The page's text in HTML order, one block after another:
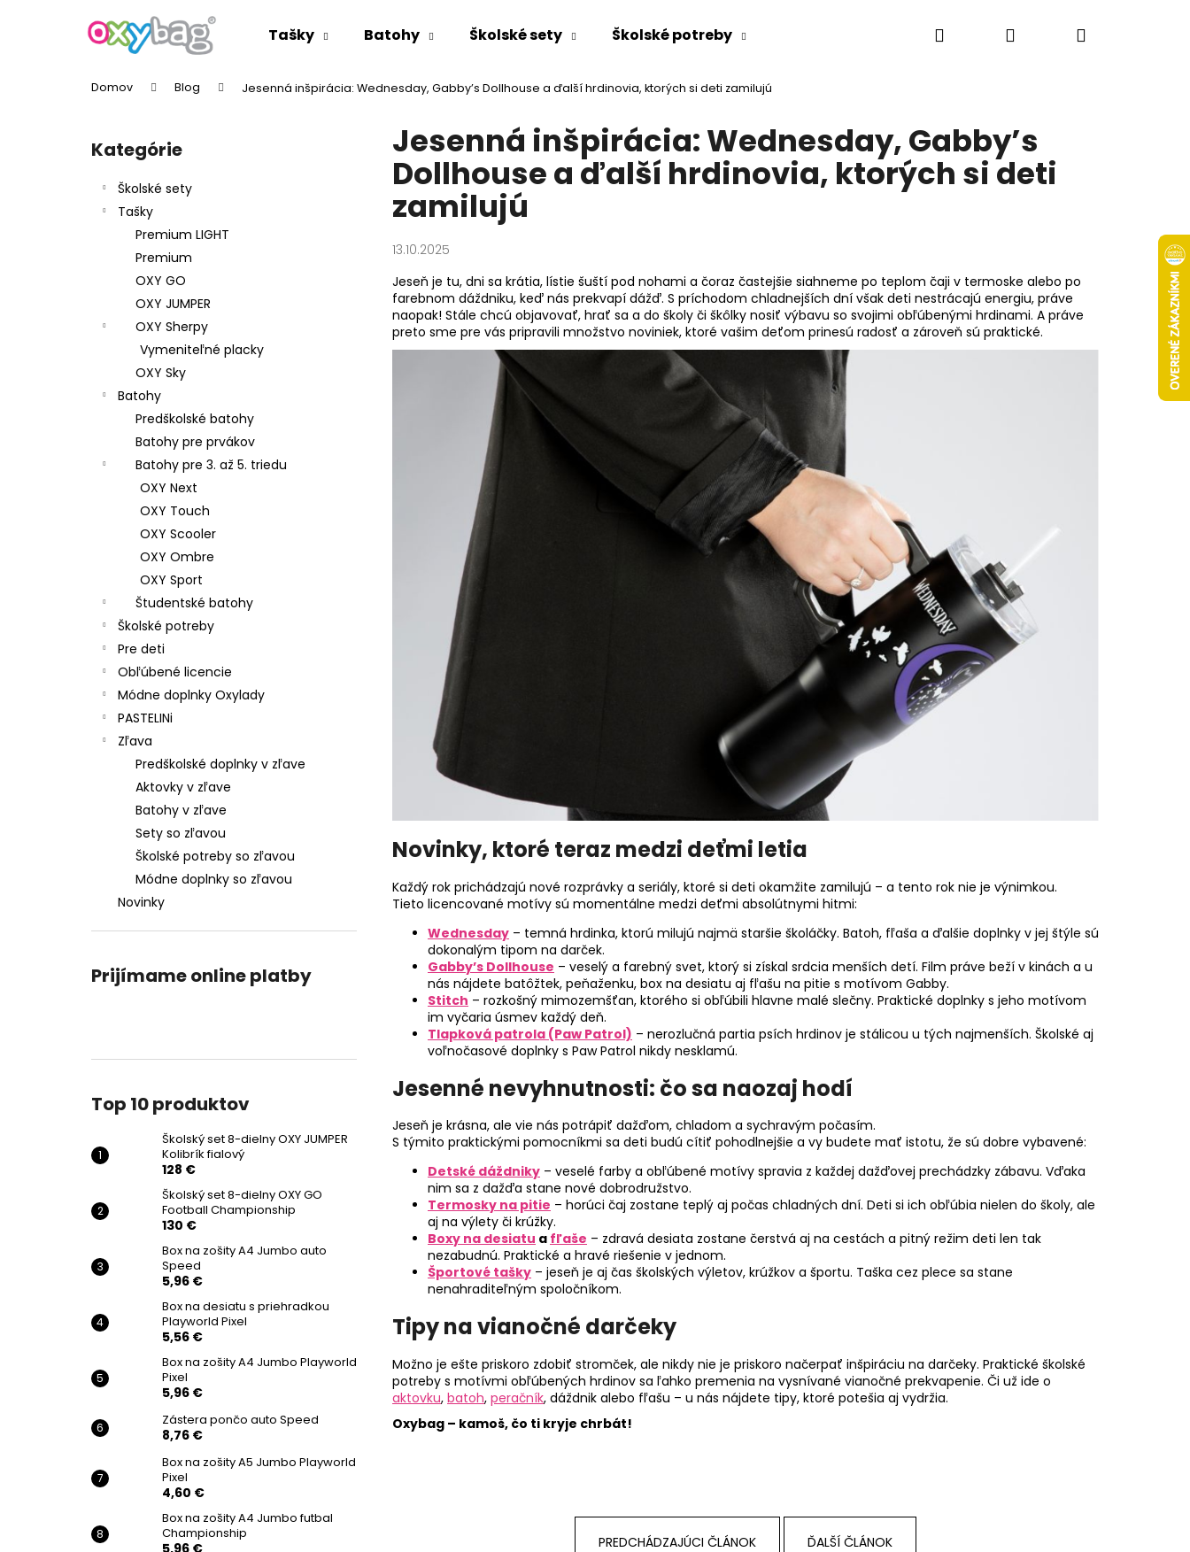
Tašky Batohy Školské sety Školské potreby Hľadať PrihlásenieNákupný
Domov Blog Jesenná inšpirácia: Wednesday, Gabby’s Dollhouse a ďalší hrdinovia, ktorých si deti zamilujú
Preskočiť
kategórie
Kategórie
Školské sety
Tašky
Premium LIGHT
Premium
OXY GO
OXY JUMPER
OXY Sherpy
Vymeniteľné placky
OXY Sky
Batohy
Predškolské batohy
Batohy pre prvákov
Batohy pre 3. až 5. triedu
OXY Next
OXY Touch
OXY Scooler
OXY Ombre
OXY Sport
Študentské batohy
Školské potreby
Pre deti
Obľúbené licencie
Módne doplnky Oxylady
PASTELINi
Zľava
Predškolské doplnky v zľave
Aktovky v zľave
Batohy v zľave
Sety so zľavou
Školské potreby so zľavou
Módne doplnky so zľavou
Novinky
Prijímame online platby
Top 10 produktov
Školský set 8-dielny OXY JUMPER
Kolibrík fialový
128 €
Školský set 8-dielny OXY GO
Football Championship
130 €
Box na zošity A4 Jumbo auto
Speed
5,96 €
Box na desiatu s priehradkou
Playworld Pixel
5,56 €
Box na zošity A4 Jumbo Playworld
Pixel
5,96 €
Zástera pončo auto Speed
8,76 €
Box na zošity A5 Jumbo Playworld
Pixel
4,60 €
Box na zošity A4 Jumbo futbal
Championship
5,96 €
Jesenná inšpirácia: Wednesday, Gabby’s
Dollhouse a ďalší hrdinovia, ktorých si deti
zamilujú
13.10.2025
Jeseň je tu, dni sa krátia, lístie šuští pod nohami a čoraz častejšie siahneme po teplom čaji v termoske alebo po
farebnom dáždniku, keď nás prekvapí dážď. S príchodom chladnejších dní však deti nestrácajú energiu, práve
naopak! Stále chcú objavovať, hrať sa a do školy či škôlky nosiť výbavu so svojimi obľúbenými hrdinami. A práve
preto sme pre vás pripravili množstvo noviniek, ktoré vašim deťom prinesú radosť a zároveň sú praktické.
Novinky, ktoré teraz medzi deťmi letia
Každý rok prichádzajú nové rozprávky a seriály, ktoré si deti okamžite zamilujú – a tento rok nie je výnimkou.
Tieto licencované motívy sú momentálne medzi deťmi absolútnymi hitmi:
Wednesday – temná hrdinka, ktorú milujú najmä staršie školáčky. Batoh, fľaša a ďalšie doplnky v jej štýle sú
dokonalým tipom na darček.
Gabby’s Dollhouse – veselý a farebný svet, ktorý si získal srdcia menších detí. Film práve beží v kinách a u
nás nájdete batôžtek, peňaženku, box na desiatu aj fľašu na pitie s motívom Gabby.
Stitch – rozkošný mimozemšťan, ktorého si obľúbili hlavne malé slečny. Praktické doplnky s jeho motívom
im vyčaria úsmev každý deň.
Tlapková patrola (Paw Patrol) – nerozlučná partia psích hrdinov je stálicou u tých najmenších. Školské aj
voľnočasové doplnky s Paw Patrol nikdy nesklamú.
Jesenné nevyhnutnosti: čo sa naozaj hodí
Jeseň je krásna, ale vie nás potrápiť dažďom, chladom a sychravým počasím.
S týmito praktickými pomocníkmi sa deti budú cítiť pohodlnejšie a vy budete mať istotu, že sú dobre vybavené:
Detské dáždniky – veselé farby a obľúbené motívy spravia z každej dažďovej prechádzky zábavu. Vďaka
nim sa z dažďa stane nové dobrodružstvo.
Termosky na pitie – horúci čaj zostane teplý aj počas chladných dní. Deti si ich obľúbia nielen do školy, ale
aj na výlety či krúžky.
Boxy na desiatu a fľaše – zdravá desiata zostane čerstvá aj na cestách a pitný režim deti len tak
nezabudnú. Praktické a hravé riešenie v jednom.
Športové tašky – jeseň je aj čas školských výletov, krúžkov a športu. Taška cez plece sa stane
nenahraditeľným spoločníkom.
Tipy na vianočné darčeky
Možno je ešte priskoro zdobiť stromček, ale nikdy nie je priskoro načerpať inšpiráciu na darčeky. Praktické školské
potreby s motívmi obľúbených hrdinov sa ľahko premenia na vysnívané vianočné prekvapenie. Či už ide o
aktovku, batoh, peračník, dáždnik alebo fľašu – u nás nájdete tipy, ktoré potešia aj vydržia.
Oxybag – kamoš, čo ti kryje chrbát!
PREDCHÁDZAJÚCI ČLÁNOK ĎALŠÍ ČLÁNOK
Späť
obchodu
Späť
obchodu
Čo potrebujete nájsť?
HĽADAŤ
Nasledujúce
ŠKOLSKÝ SET 8-DIELNY OXY JUMPER
KOLIBRÍK FIALOVÝ
ŠKOLSKÝ SET 8-DIELNY OXY GO
FOOTBALL CHAMPIONSHIP
BOX NA ZOŠITY A4 JUMBO AUTO SPEED
5,96 €